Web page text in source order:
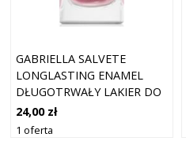
GABRIELLA SALVETE
LONGLASTING ENAMEL
DŁUGOTRWAŁY LAKIER DO
PAZNOKCI Z WYSOKIM
POŁYSKIEM ODCIEŃ 42
24,00 zł
1 oferta